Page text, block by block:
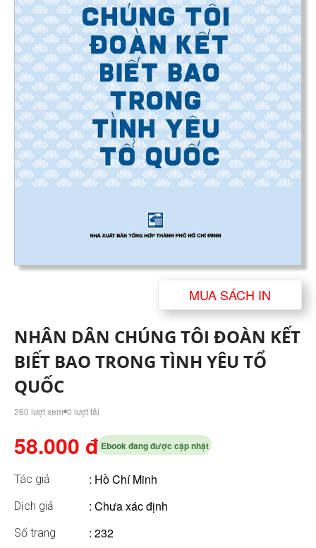
MUA SÁCH IN
NHÂN DÂN CHÚNG TÔI ĐOÀN KẾT
BIẾT BAO TRONG TÌNH YÊU TỔ
QUỐC
260 lượt xem 0 lượt tải
58.000 đ Ebook đang được cập nhật
Tác giả : Hồ Chí Minh
Dịch giả : Chưa xác định
Số trang : 232